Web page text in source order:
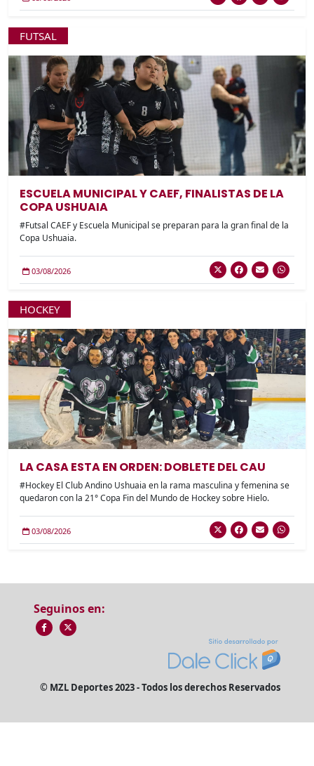
FUTSAL
ESCUELA MUNICIPAL Y CAEF, FINALISTAS DE LA
COPA USHUAIA
#Futsal CAEF y Escuela Municipal se preparan para la gran final de la
Copa Ushuaia.
03/08/2026
HOCKEY
LA CASA ESTA EN ORDEN: DOBLETE DEL CAU
#Hockey El Club Andino Ushuaia en la rama masculina y femenina se
quedaron con la 21° Copa Fin del Mundo de Hockey sobre Hielo.
03/08/2026
Seguinos en:
© MZL Deportes 2023 - Todos los derechos Reservados